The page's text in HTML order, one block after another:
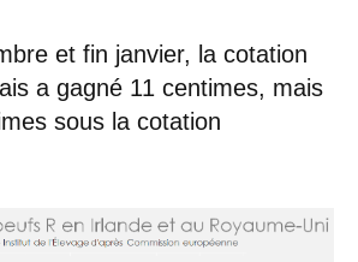
et fin janvier, la cotation
a gagné 11 centimes, mais
sous la cotation